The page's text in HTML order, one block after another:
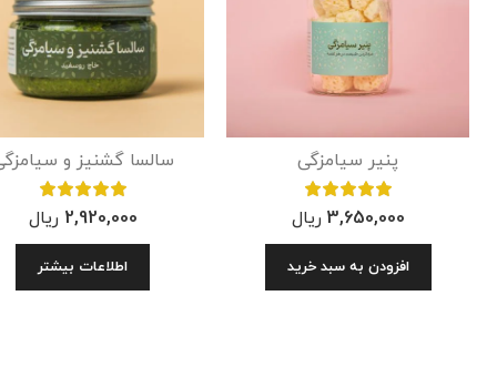
پنیر سیامزگی
3,650,000 ریال
افزودن به سبد خرید
سالسا گشنیز و
2,920,000 ریال
اطلاعات بیشتر